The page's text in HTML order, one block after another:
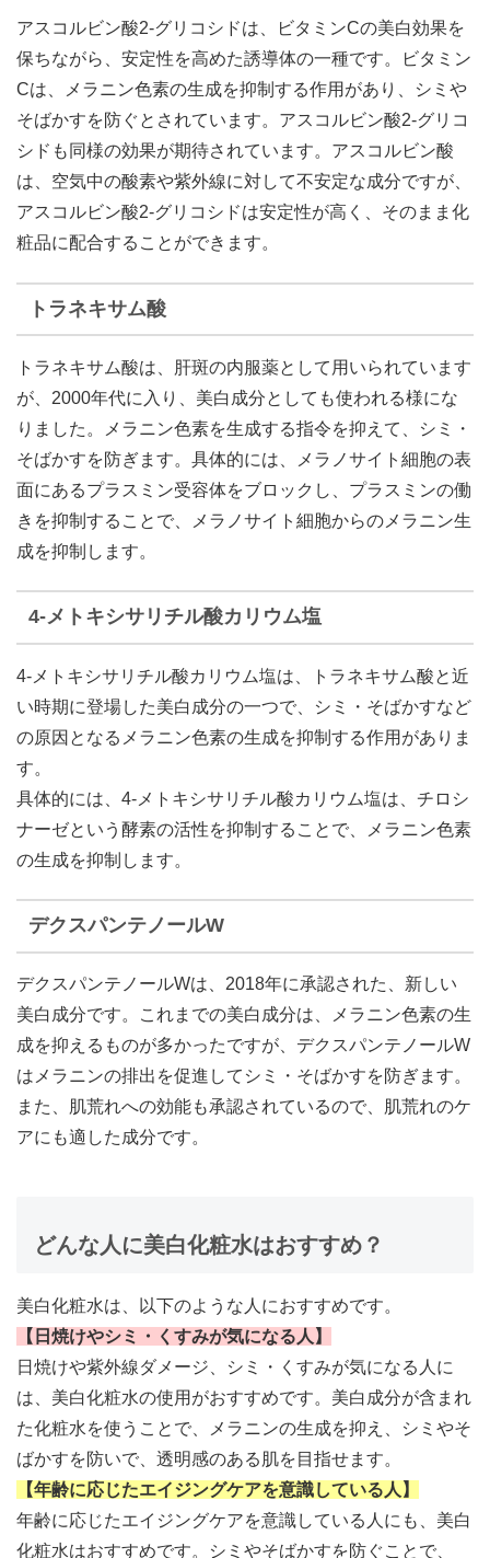
アスコルビン酸2-グリコシドは、ビタミンCの美白効果を
保ちながら、安定性を高めた誘導体の一種です。ビタミン
Cは、メラニン色素の生成を抑制する作用があり、シミや
そばかすを防ぐとされています。アスコルビン酸2-グリコ
シドも同様の効果が期待されています。アスコルビン酸
は、空気中の酸素や紫外線に対して不安定な成分ですが、
アスコルビン酸2-グリコシドは安定性が高く、そのまま化
粧品に配合することができます。
トラネキサム酸
トラネキサム酸は、肝斑の内服薬として用いられています
が、2000年代に入り、美白成分としても使われる様にな
りました。メラニン色素を生成する指令を抑えて、シミ・
そばかすを防ぎます。具体的には、メラノサイト細胞の表
面にあるプラスミン受容体をブロックし、プラスミンの働
きを抑制することで、メラノサイト細胞からのメラニン生
成を抑制します。
4-メトキシサリチル酸カリウム塩
4-メトキシサリチル酸カリウム塩は、トラネキサム酸と近
い時期に登場した美白成分の一つで、シミ・そばかすなど
の原因となるメラニン色素の生成を抑制する作用がありま
す。
具体的には、4-メトキシサリチル酸カリウム塩は、チロシ
ナーゼという酵素の活性を抑制することで、メラニン色素
の生成を抑制します。
デクスパンテノールW
デクスパンテノールWは、2018年に承認された、新しい
美白成分です。これまでの美白成分は、メラニン色素の生
成を抑えるものが多かったですが、デクスパンテノールW
はメラニンの排出を促進してシミ・そばかすを防ぎます。
また、肌荒れへの効能も承認されているので、肌荒れのケ
アにも適した成分です。
どんな人に美白化粧水はおすすめ？
美白化粧水は、以下のような人におすすめです。
【日焼けやシミ・くすみが気になる人】
日焼けや紫外線ダメージ、シミ・くすみが気になる人に
は、美白化粧水の使用がおすすめです。美白成分が含まれ
た化粧水を使うことで、メラニンの生成を抑え、シミやそ
ばかすを防いで、透明感のある肌を目指せます。
【年齢に応じたエイジングケアを意識している人】
年齢に応じたエイジングケアを意識している人にも、美白
化粧水はおすすめです。
シミやそばかすを防ぐことで、